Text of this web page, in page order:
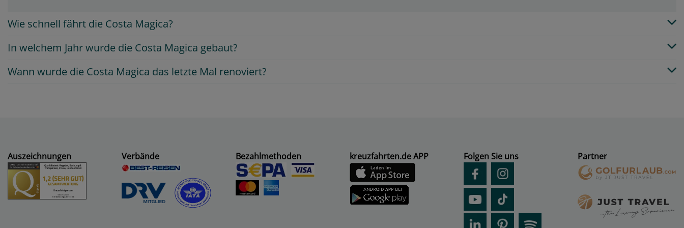
Wie schnell fährt die Costa Magica?
In welchem Jahr wurde die Costa Magica gebaut?
Wann wurde die Costa Magica das letzte Mal renoviert?
Auszeichnungen Verbände Bezahlmethoden kreuzfahrten.de APP Folgen Sie uns Partner